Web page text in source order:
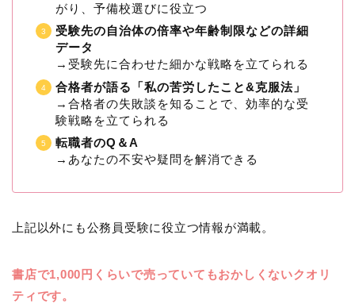
がり、予備校選びに役立つ
受験先の自治体の倍率や年齢制限などの詳細
データ
→受験先に合わせた細かな戦略を立てられる
合格者が語る「私の苦労したこと&克服法」
→合格者の失敗談を知ることで、効率的な受
験戦略を立てられる
転職者のQ＆A
→あなたの不安や疑問を解消できる
上記以外にも公務員受験に役立つ情報が満載。
書店で1,000円くらいで売っていてもおかしくないクオリ
ティです。